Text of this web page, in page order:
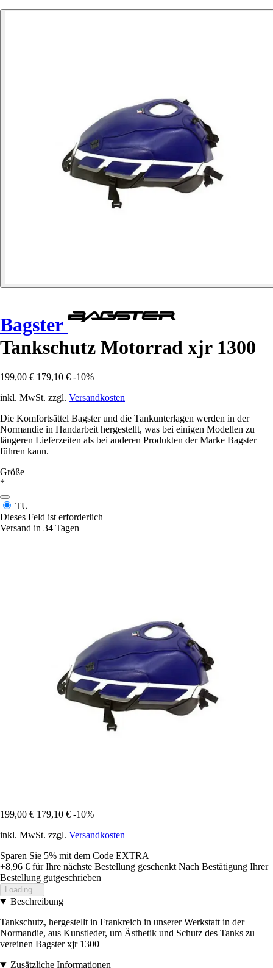
Bagster
Tankschutz Motorrad xjr 1300
199,00 € 179,10 € -10%
inkl. MwSt. zzgl. Versandkosten
Die Komfortsättel Bagster und die Tankunterlagen werden in der
Normandie in Handarbeit hergestellt, was bei einigen Modellen zu
längeren Lieferzeiten als bei anderen Produkten der Marke Bagster
führen kann.
Größe
*
TU
Dieses Feld ist erforderlich
Versand in 34 Tagen
199,00 € 179,10 € -10%
inkl. MwSt. zzgl. Versandkosten
Sparen Sie 5% mit dem Code EXTRA
+8,96 € für Ihre nächste Bestellung geschenkt Nach Bestätigung Ihrer
Bestellung gutgeschrieben
Loading...
Beschreibung
Tankschutz, hergestellt in Frankreich in unserer Werkstatt in der
Normandie, aus Kunstleder, um Ästhetik und Schutz des Tanks zu
vereinen Bagster xjr 1300
Zusätzliche Informationen